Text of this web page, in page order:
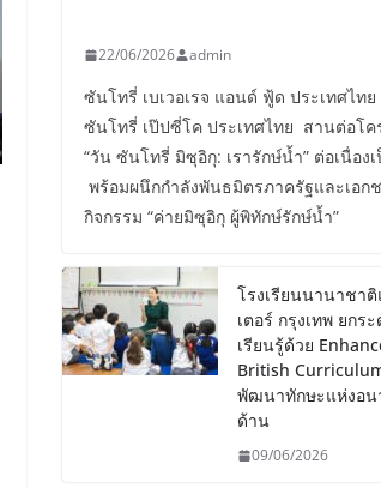
22/06/2026 admin
ซันโทรี่ เบเวอเรจ แอนด์ ฟู้ด ประเทศไท
ซันโทรี่ เป๊ปซี่โค ประเทศไทย สานต่อโค
“วัน ซันโทรี่ มิซุอิกุ: เรารักษ์น้ำ” ต่อเนื่อง
พร้อมผนึกกำลังพันธมิตรภาครัฐและเอก
กิจกรรม “ค่ายมิซุอิกุ ผู้พิทักษ์รักษ์น้ำ”
โรงเรียนนานาชา
เตอร์ กรุงเทพ ยกร
เรียนรู้ด้วย
British
พัฒนาทักษะแห่งอน
ด้าน
09/06/2026